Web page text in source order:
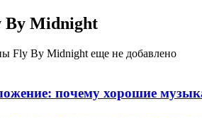
By Midnight
Fly By Midnight еще не добавлено
почему хорошие